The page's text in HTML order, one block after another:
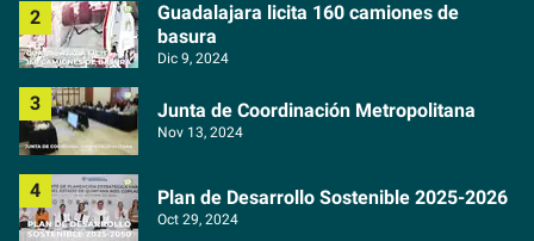
Guadalajara licita 160 camiones de
basura
Dic 9, 2024
Junta de Coordinación Metropolitana
Nov 13, 2024
Plan de Desarrollo Sostenible 2025-2026
Oct 29, 2024